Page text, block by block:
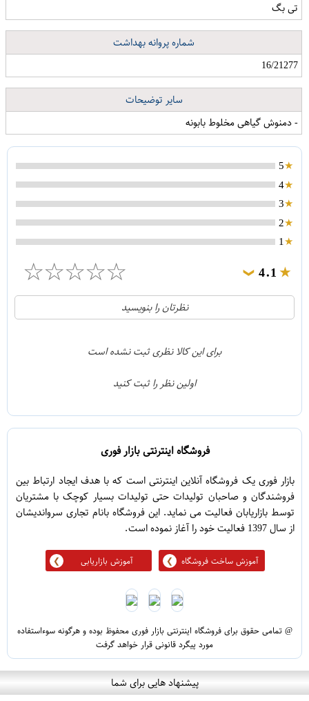
تی بگ
شماره پروانه بهداشت
16/21277
سایر توضیحات
- دمنوش گیاهی مخلوط بابونه
5
4
3
2
1
4.1
❯
☆
☆
☆
☆
☆
21
1
نظرتان را بنویسید
برای این کالا نظری ثبت نشده است
اولین نظر را ثبت کنید
فروشگاه اینترنتی بازار فوری
بازار فوری یک فروشگاه آنلاین اینترنتی است که با هدف ایجاد ارتباط بین
فروشندگان و صاحبان تولیدات حتی تولیدات بسیار کوچک با مشتریان
توسط بازاریابان فعالیت می نماید. این فروشگاه بانام تجاری سرواندیشان
از سال 1397 فعالیت خود را آغاز نموده است.
آموزش ساخت فروشگاه آموزش بازاریابی
@ تمامی حقوق برای فروشگاه اینترنتی بازار فوری محفوظ بوده و هرگونه سوءاستفاده
مورد پیگرد قانونی قرار خواهد گرفت
پیشنهاد هایی برای شما